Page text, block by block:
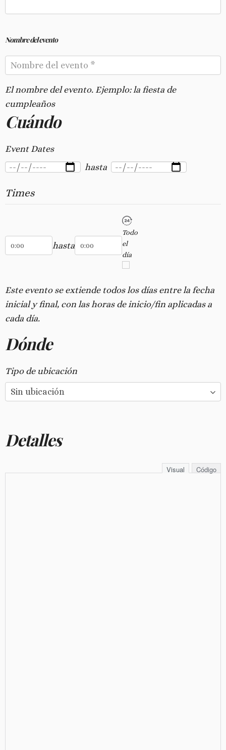
Nombre del evento
El nombre del evento. Ejemplo: la fiesta de
cumpleaños
Cuándo
Event Dates
hasta
Times
hasta Hora de finalización
Todo
el
día
Este evento se extiende todos los días entre la fecha
inicial y final, con las horas de inicio/fin aplicadas a
cada día.
Dónde
Tipo de ubicación
Detalles
Visual Código